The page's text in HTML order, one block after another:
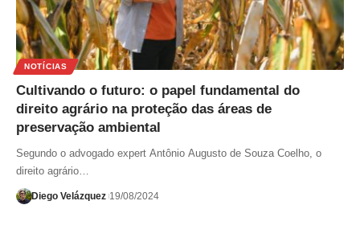
NOTÍCIAS
Cultivando o futuro: o papel fundamental do
direito agrário na proteção das áreas de
preservação ambiental
Segundo o advogado expert Antônio Augusto de Souza Coelho, o
direito agrário…
Diego Velázquez 19/08/2024